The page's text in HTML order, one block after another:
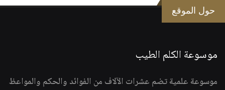
حول الموقع
موسوعة الكلم الطيب
موسوعة علمية تضم عشرات الآلاف من الفوائد والحكم والمواعظ